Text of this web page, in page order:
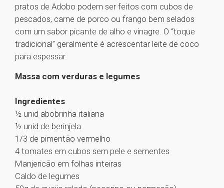
pratos de Adobo podem ser feitos com cubos de
pescados, carne de porco ou frango bem selados
com um sabor picante de alho e vinagre. O “toque
tradicional” geralmente é acrescentar leite de coco
para espessar.
Massa com verduras e legumes
Ingredientes
½ unid abobrinha italiana
½ unid de berinjela
1/3 de pimentão vermelho
4 tomates em cubos sem pele e sementes
Manjericão em folhas inteiras
Caldo de legumes